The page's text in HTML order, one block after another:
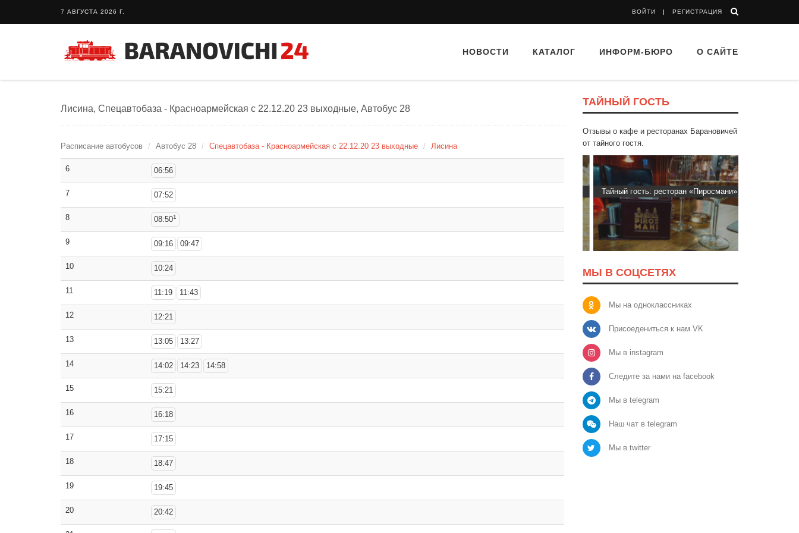
7 АВГУСТА 2026 Г. ВОЙТИ РЕГИСТРАЦИЯ
НОВОСТИ КАТАЛОГ ИНФОРМ-БЮРО О САЙТЕ
Лисина, Спецавтобаза - Красноармейская с 22.12.20 23 выходные, Автобус 28
Расписание автобусов Автобус 28 Спецавтобаза - Красноармейская с 22.12.20 23 выходные Лисина
6 06:56
7 07:52
8 08:501
9 09:16 09:47
10 10:24
11 11:19 11:43
12 12:21
13 13:05 13:27
14 14:02 14:23 14:58
15 15:21
16 16:18
17 17:15
18 18:47
19 19:45
20 20:42
ТАЙНЫЙ ГОСТЬ
Отзывы о кафе и ресторанах Барановичей
от тайного гостя.
Тайный гость: ресторан «Пиросмани»
МЫ В СОЦСЕТЯХ
Мы на одноклассниках
Присоедениться к нам VK
Мы в instagram
Следите за нами на facebook
Мы в telegram
Наш чат в telegram
Мы в twitter